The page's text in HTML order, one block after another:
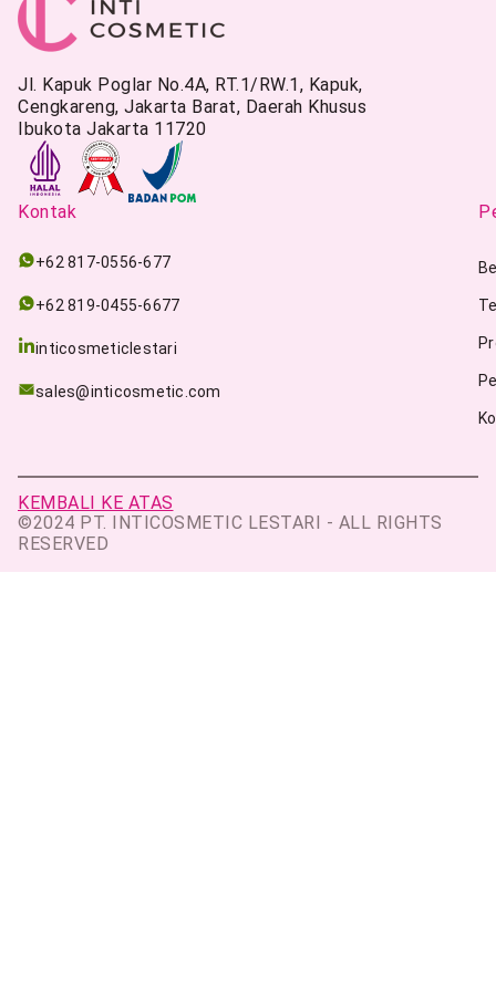
Jl. Kapuk Poglar No.4A, RT.1/RW.1, Kapuk,
Cengkareng, Jakarta Barat, Daerah Khusus
Ibukota Jakarta 11720
Kontak
+62 817-0556-677
+62 819-0455-6677
inticosmeticlestari
sales@inticosmetic.com
KEMBALI KE ATAS
©2024 PT. INTICOSMETIC LESTARI - ALL RIGHTS
RESERVED